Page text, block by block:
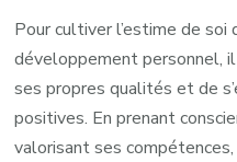
Pour cultiver l’estime de soi
développement personnel,
ses propres qualités et de
positives. En prenant
valorisant ses